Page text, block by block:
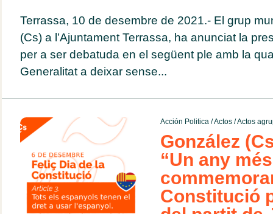
Terrassa, 10 de desembre de 2021.- El grup
(Cs) a l’Ajuntament Terrassa, ha anunciat la
per a ser debatuda en el següent ple amb la
Generalitat a deixar sense...
Acción Politica/Actos/Actos
González
“Un any
Constitució